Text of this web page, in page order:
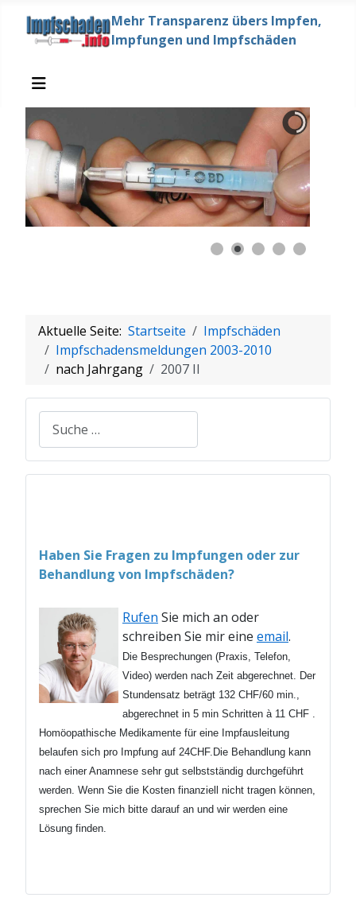
Mehr Transparenz übers Impfen,
Impfungen und Impfschäden
Aktuelle Seite: Startseite
Impfschäden
Impfschadensmeldungen 2003-2010
nach Jahrgang
2007 II
Suchen
Haben Sie Fragen zu Impfungen oder zur
Behandlung von Impfschäden?
Rufen Sie mich an oder
schreiben Sie mir eine email.
Die Besprechungen (Praxis, Telefon,
Video) werden nach Zeit abgerechnet. Der
Stundensatz beträgt 132 CHF/60 min.,
abgerechnet in 5 min Schritten à 11 CHF .
Homöopathische Medikamente für eine Impfausleitung
belaufen sich pro Impfung auf 24CHF.Die Behandlung kann
nach einer Anamnese sehr gut selbstständig durchgeführt
werden. Wenn Sie die Kosten finanziell nicht tragen können,
sprechen Sie mich bitte darauf an und wir werden eine
Lösung finden.